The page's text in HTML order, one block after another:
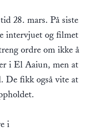
28. mars. På siste
intervjuet og filmet
ordre om ikke å
i El Aaiun, men at
De fikk også vite at
i